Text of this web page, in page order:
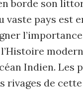
borde son
vaste pays est
Indien.
rivages de